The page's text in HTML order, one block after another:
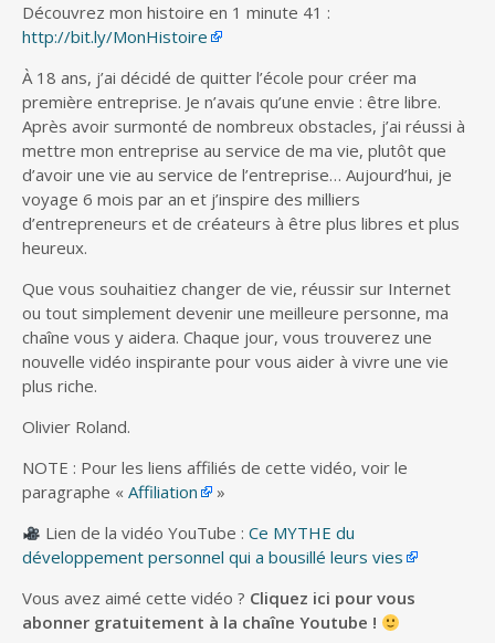
Découvrez mon histoire en 1 minute 41 :
http://bit.ly/MonHistoire
À 18 ans, j’ai décidé de quitter l’école pour créer ma
première entreprise. Je n’avais qu’une envie : être libre.
Après avoir surmonté de nombreux obstacles, j’ai réussi à
mettre mon entreprise au service de ma vie, plutôt que
d’avoir une vie au service de l’entreprise… Aujourd’hui, je
voyage 6 mois par an et j’inspire des milliers
d’entrepreneurs et de créateurs à être plus libres et plus
heureux.
Que vous souhaitiez changer de vie, réussir sur Internet
ou tout simplement devenir une meilleure personne, ma
chaîne vous y aidera. Chaque jour, vous trouverez une
nouvelle vidéo inspirante pour vous aider à vivre une vie
plus riche.
Olivier Roland.
NOTE : Pour les liens affiliés de cette vidéo, voir le
paragraphe « Affiliation
»
Lien de la vidéo YouTube :Ce MYTHE du
développement personnel qui a bousillé leurs vies
Vous avez aimé cette vidéo ? Cliquez ici pour vous
abonner gratuitement à la chaîne Youtube !